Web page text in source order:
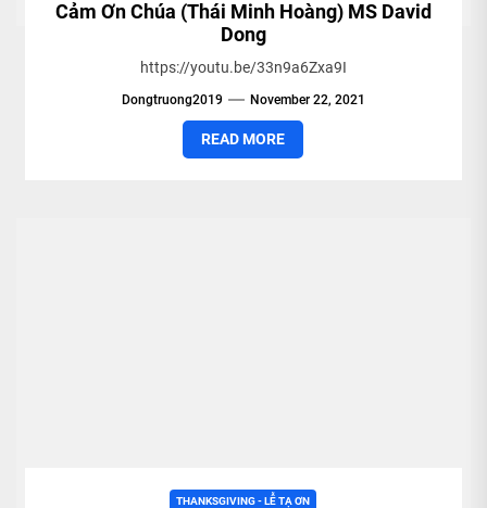
Cảm Ơn Chúa (Thái Minh Hoàng) MS David
Dong
https://youtu.be/33n9a6Zxa9I
Dongtruong2019 November 22, 2021
READ MORE
THANKSGIVING - LỄ TẠ ƠN